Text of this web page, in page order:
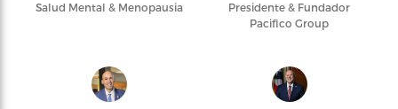
Salud Mental & Menopausia
Presidente & Fundador
Pacifico Group